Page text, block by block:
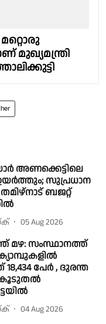
മറ്റൊരു
മുഖ്യമന്ത്രി
അണക്കെട്ടിലെ
ഉയർത്തും; സുപ്രധാന
തമിഴ്നാട് ബജറ്റ്
05 Aug 2026
മഴ: സംസ്ഥാനത്ത്
പേര്‍ , ദുരന്ത
കൂടുതൽ
04 Aug 2026